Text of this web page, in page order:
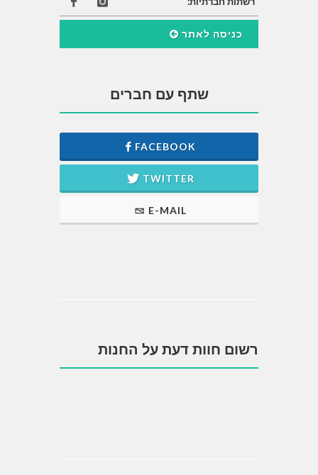
כניסה לאתר
שתף עם חברים
FACEBOOK
TWITTER
E-MAIL
רשום חוות דעת על החנות